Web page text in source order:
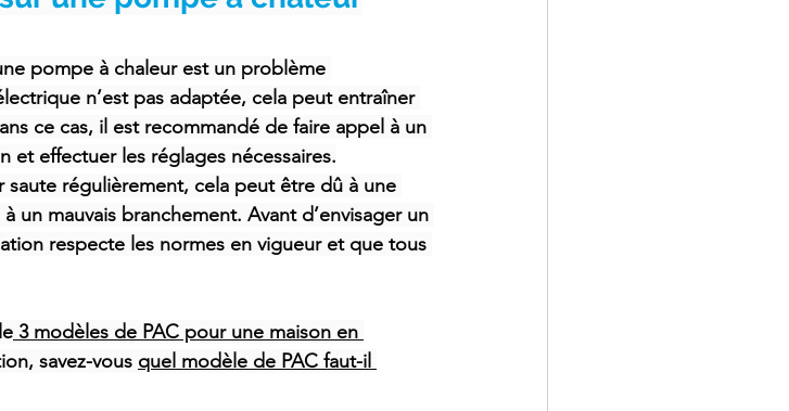
pompe à chaleur est un problème
n’est pas adaptée, cela peut entraîner
ce cas, il est recommandé de faire appel à un
et effectuer les réglages nécessaires.
régulièrement, cela peut être dû à une
un mauvais branchement. Avant d’envisager un
respecte les normes en vigueur et que tous
3 modèles de PAC pour une maison en
savez-vous quel modèle de PAC faut-il